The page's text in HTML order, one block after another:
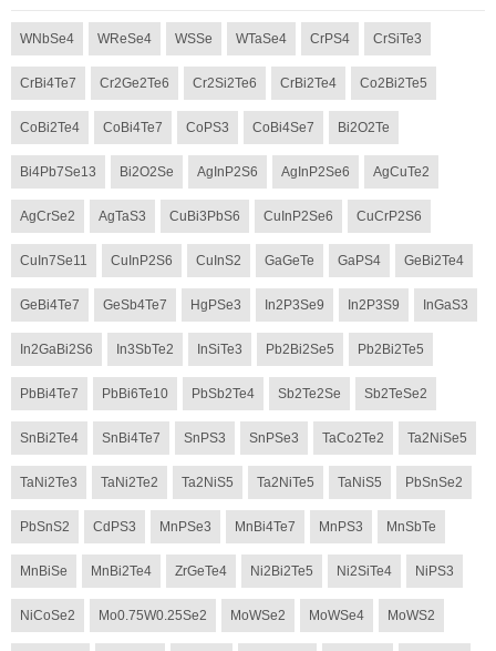
WNbSe4 WReSe4 WSSe WTaSe4 CrPS4 CrSiTe3
CrBi4Te7 Cr2Ge2Te6 Cr2Si2Te6 CrBi2Te4 Co2Bi2Te5
CoBi2Te4 CoBi4Te7 CoPS3 CoBi4Se7 Bi2O2Te
Bi4Pb7Se13 Bi2O2Se AgInP2S6 AgInP2Se6 AgCuTe2
AgCrSe2 AgTaS3 CuBi3PbS6 CuInP2Se6 CuCrP2S6
CuIn7Se11 CuInP2S6 CuInS2 GaGeTe GaPS4 GeBi2Te4
GeBi4Te7 GeSb4Te7 HgPSe3 In2P3Se9 In2P3S9 InGaS3
In2GaBi2S6 In3SbTe2 InSiTe3 Pb2Bi2Se5 Pb2Bi2Te5
PbBi4Te7 PbBi6Te10 PbSb2Te4 Sb2Te2Se Sb2TeSe2
SnBi2Te4 SnBi4Te7 SnPS3 SnPSe3 TaCo2Te2 Ta2NiSe5
TaNi2Te3 TaNi2Te2 Ta2NiS5 Ta2NiTe5 TaNiS5 PbSnSe2
PbSnS2 CdPS3 MnPSe3 MnBi4Te7 MnPS3 MnSbTe
MnBiSe MnBi2Te4 ZrGeTe4 Ni2Bi2Te5 Ni2SiTe4 NiPS3
NiCoSe2 Mo0.75W0.25Se2 MoWSe2 MoWSe4 MoWS2